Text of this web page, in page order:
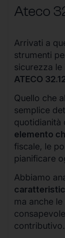
Ateco
Arrivati a
strumenti
sicurezza
ATECO
Quello che
semplice
quotidianità
elemento
fiscale, le
pianificare
Abbiamo
ma anche le
contributivo.